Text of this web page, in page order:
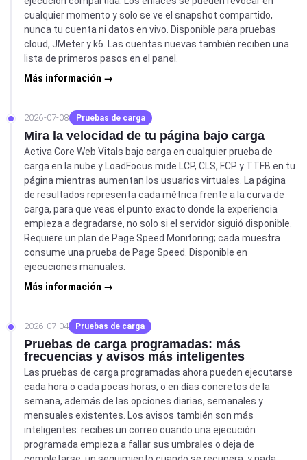
cualquier momento y solo se ve el snapshot compartido,
nunca tu cuenta ni datos en vivo. Disponible para pruebas
cloud, JMeter y k6. Las cuentas nuevas también reciben una
lista de primeros pasos en el panel.
Más información →
2026-07-08 Pruebas de carga
Mira la velocidad de tu página bajo carga
Activa Core Web Vitals bajo carga en cualquier prueba de
carga en la nube y LoadFocus mide LCP, CLS, FCP y TTFB en tu
página mientras aumentan los usuarios virtuales. La página
de resultados representa cada métrica frente a la curva de
carga, para que veas el punto exacto donde la experiencia
empieza a degradarse, no solo si el servidor siguió disponible.
Requiere un plan de Page Speed Monitoring; cada muestra
consume una prueba de Page Speed. Disponible en
ejecuciones manuales.
Más información →
2026-07-04 Pruebas de carga
Pruebas de carga programadas: más
frecuencias y avisos más inteligentes
Las pruebas de carga programadas ahora pueden ejecutarse
cada hora o cada pocas horas, o en días concretos de la
semana, además de las opciones diarias, semanales y
mensuales existentes. Los avisos también son más
inteligentes: recibes un correo cuando una ejecución
programada empieza a fallar sus umbrales o deja de